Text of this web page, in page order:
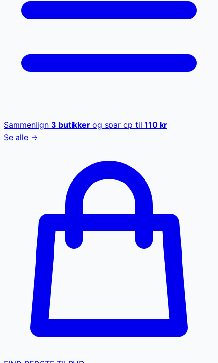
Sammenlign 3 butikker og spar op til 110 kr
Se alle →